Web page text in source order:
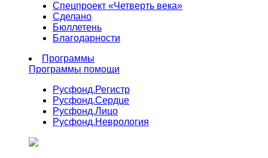
Спецпроект «Четверть века»
Сделано
Бюллетень
Благодарности
Программы
Программы помощи
Русфонд.Регистр
Русфонд.Сердце
Русфонд.Лицо
Русфонд.Неврология